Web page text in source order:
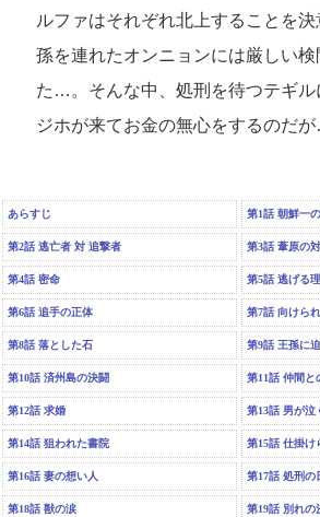
ルファはそれぞれ北上することを
孫を連れたオンニョンには厳しい
た…。そんな中、処刑を待つテギル
ジホが来てお金の無心をするのだが
あらすじ 第1話 朝鮮一
第2話 逃亡者 対 追撃者 第3話 葦原の
第4話 密命 第5話 逃げる
第6話 追手の正体 第7話 向けられ
第8話 落とした石 第9話 王孫に
第10話 済州島の決闘 第11話 仲間と
第12話 求婚 第13話 男が泣
第14話 狙われた書院 第15話 仕掛け
第16話 妻の想い人 第17話 処刑の
第18話 獣の涙 第19話 別れの